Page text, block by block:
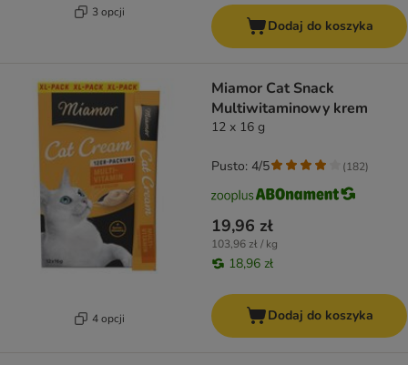
3 opcji
Dodaj do koszyka
4 opcji
Miamor Cat Snack
Multiwitaminowy krem
12 x 16 g
19,96 zł
103,96 zł / kg
18,96 zł
Pusto: 4/5 (182)
Dodaj do koszyka